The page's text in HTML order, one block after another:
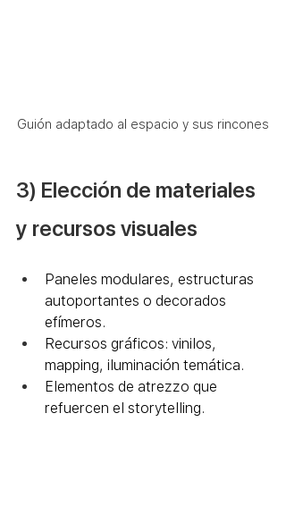
Guión adaptado al espacio y sus rincones
3) Elección de materiales
y recursos visuales
Paneles modulares, estructuras
autoportantes o decorados
efímeros.
Recursos gráficos: vinilos,
mapping, iluminación temática.
Elementos de atrezzo que
refuercen el storytelling.